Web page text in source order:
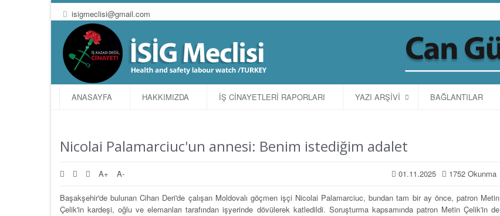
isigmeclisi@gmail.com
ANASAYFA HAKKIMIZDA İŞ CİNAYETLERİ RAPORLARI YAZI ARŞİVİ BAĞLANTILAR
Nicolai Palamarciuc'un annesi: Benim istediğim adalet
1752 Okunma
01.11.2025
A+ A-
Başakşehir'de bulunan Cihan Deri'de çalışan Moldovalı göçmen işçi Nicolai Palamarciuc, bundan tam bir ay önce, patron Metin
Çelik'in kardeşi, oğlu ve elemanları tarafından işyerinde dövülerek katledildi. Soruşturma kapsamında patron Metin Çelik'in de